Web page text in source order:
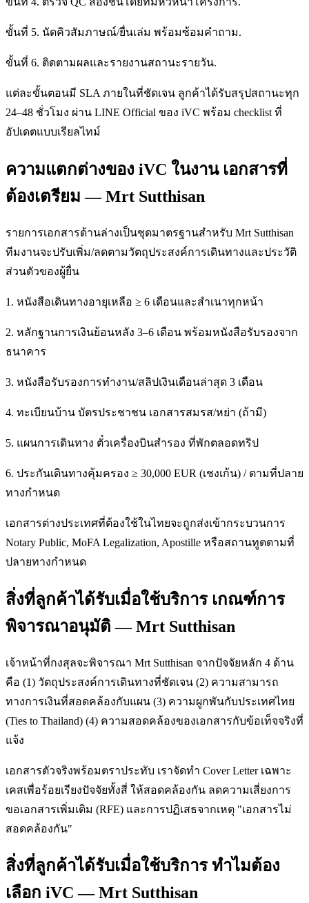
ขั้นที่ 5. นัดคิวสัมภาษณ์/ยื่นเล่ม พร้อมซ้อมคำถาม.
ขั้นที่ 6. ติดตามผลและรายงานสถานะรายวัน.
แต่ละขั้นตอนมี SLA ภายในที่ชัดเจน ลูกค้าได้รับสรุปสถานะทุก
24–48 ชั่วโมง ผ่าน LINE Official ของ iVC พร้อม checklist ที่
อัปเดตแบบเรียลไทม์
ความแตกต่างของ iVC ในงาน เอกสารที่
ต้องเตรียม — Mrt Sutthisan
รายการเอกสารด้านล่างเป็นชุดมาตรฐานสำหรับ Mrt Sutthisan
ทีมงานจะปรับเพิ่ม/ลดตามวัตถุประสงค์การเดินทางและประวัติ
ส่วนตัวของผู้ยื่น
1. หนังสือเดินทางอายุเหลือ ≥ 6 เดือนและสำเนาทุกหน้า
2. หลักฐานการเงินย้อนหลัง 3–6 เดือน พร้อมหนังสือรับรองจาก
ธนาคาร
3. หนังสือรับรองการทำงาน/สลิปเงินเดือนล่าสุด 3 เดือน
4. ทะเบียนบ้าน บัตรประชาชน เอกสารสมรส/หย่า (ถ้ามี)
5. แผนการเดินทาง ตั๋วเครื่องบินสำรอง ที่พักตลอดทริป
6. ประกันเดินทางคุ้มครอง ≥ 30,000 EUR (เชงเก้น) / ตามที่ปลาย
ทางกำหนด
เอกสารต่างประเทศที่ต้องใช้ในไทยจะถูกส่งเข้ากระบวนการ
Notary Public, MoFA Legalization, Apostille หรือสถานทูตตามที่
ปลายทางกำหนด
สิ่งที่ลูกค้าได้รับเมื่อใช้บริการ เกณฑ์การ
พิจารณาอนุมัติ — Mrt Sutthisan
เจ้าหน้าที่กงสุลจะพิจารณา Mrt Sutthisan จากปัจจัยหลัก 4 ด้าน
คือ (1) วัตถุประสงค์การเดินทางที่ชัดเจน (2) ความสามารถ
ทางการเงินที่สอดคล้องกับแผน (3) ความผูกพันกับประเทศไทย
(Ties to Thailand) (4) ความสอดคล้องของเอกสารกับข้อเท็จจริงที่
แจ้ง
เอกสารตัวจริงพร้อมตราประทับ เราจัดทำ Cover Letter เฉพาะ
เคสเพื่อร้อยเรียงปัจจัยทั้งสี่ ให้สอดคล้องกัน ลดความเสี่ยงการ
ขอเอกสารเพิ่มเติม (RFE) และการปฏิเสธจากเหตุ "เอกสารไม่
สอดคล้องกัน"
สิ่งที่ลูกค้าได้รับเมื่อใช้บริการ ทำไมต้อง
เลือก iVC — Mrt Sutthisan